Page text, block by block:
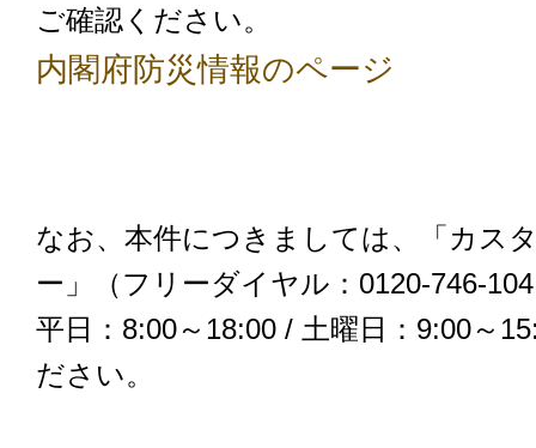
ご確認ください。
内閣府防災情報のページ
なお、本件につきましては、「カス
ー」（フリーダイヤル：0120-746-
平日：8:00～18:00 / 土曜日：9:00～
ださい。